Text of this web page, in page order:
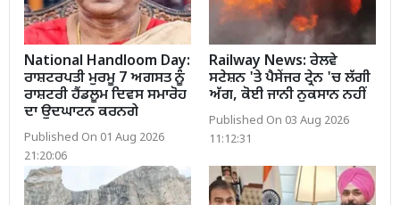
National Handloom Day:
ਰਾਸ਼ਟਰਪਤੀ ਮੁਰਮੂ 7 ਅਗਸਤ ਨੂੰ
ਰਾਸ਼ਟਰੀ ਹੈਂਡਲੂਮ ਦਿਵਸ ਸਮਾਰੋਹ
ਦਾ ਉਦਘਾਟਨ ਕਰਨਗੇ
Published On 01 Aug 2026
21:20:06
Railway News: ਰੇਲਵੇ
ਸਟੇਸ਼ਨ 'ਤੇ ਪੈਸੇਂਜਰ ਟ੍ਰੇਨ 'ਚ ਲੱਗੀ
ਅੱਗ, ਕੋਈ ਜਾਨੀ ਨੁਕਸਾਨ ਨਹੀਂ
Published On 03 Aug 2026
11:12:31